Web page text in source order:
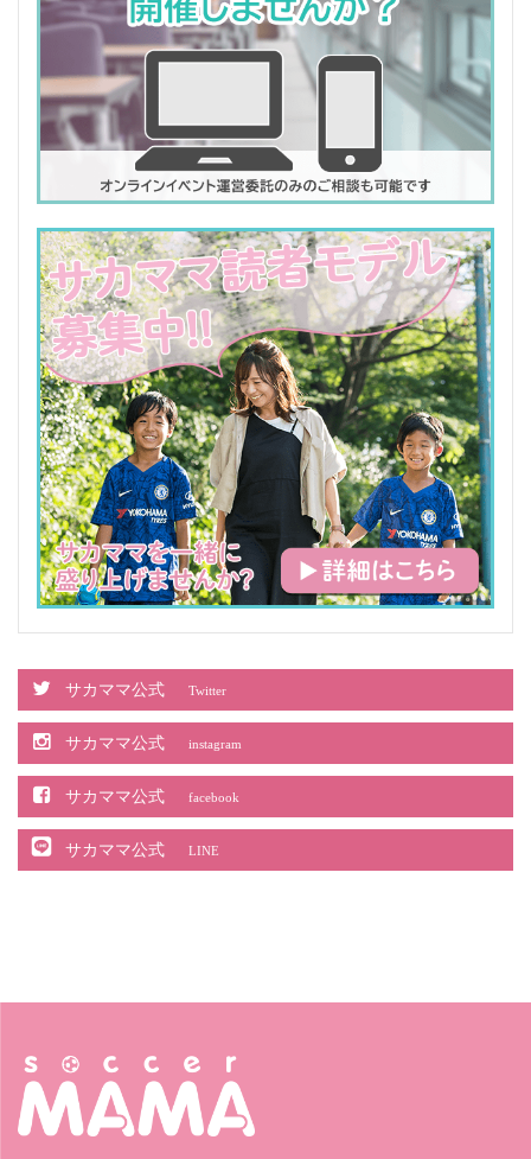
サカママ公式 Twitter
サカママ公式 instagram
サカママ公式 facebook
サカママ公式 LINE